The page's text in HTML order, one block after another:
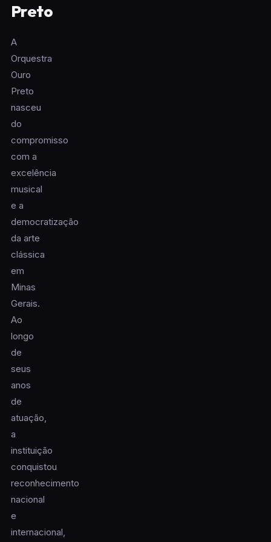
Preto
A
Orquestra
Ouro
Preto
nasceu
do
compromisso
com a
excelência
musical
e a
democratização
da arte
clássica
em
Minas
Gerais.
Ao
longo
de
seus
anos
de
atuação,
a
instituição
conquistou
reconhecimento
nacional
e
internacional,